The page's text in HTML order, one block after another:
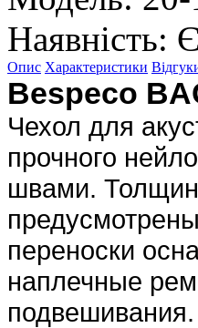
Наявність:
Опис Характеристики
Bespeco
Чехол для
прочного
швами.
переноски
наплечные
подвешивания.